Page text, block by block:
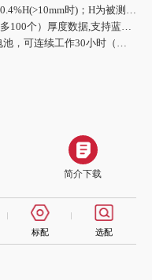
±0.04mm（≤10mm时）；±0.4%H(>10mm时)；H为被测物厚度
可存储管理100组（每组最多100个）厚度数据,支持蓝牙和USB2.0通讯，主机程序可在线升级
两节5号（AA尺寸）碱性电池，可连续工作30小时（默认亮度时）以上
简介下载
标配 选配